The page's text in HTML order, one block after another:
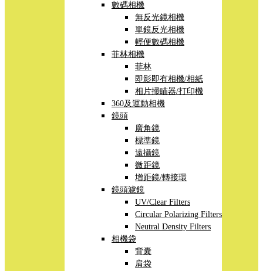
數碼相機
無反光鏡相機
單鏡反光相機
輕便數碼相機
菲林相機
菲林
即影即有相機/相紙
相片掃瞄器/打印機
360及運動相機
鏡頭
廣角鏡
標準鏡
遠攝鏡
微距鏡
增距鏡/轉接環
鏡頭濾鏡
UV/Clear Filters
Circular Polarizing Filters
Neutral Density Filters
相機袋
背囊
肩袋